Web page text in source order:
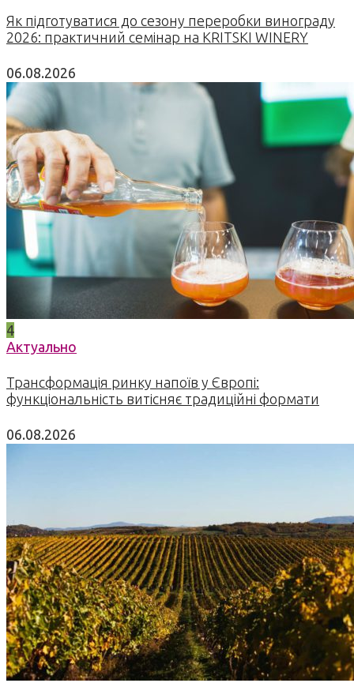
Як підготуватися до сезону переробки винограду
2026: практичний семінар на KRITSKI WINERY
06.08.2026
4
Актуально
Трансформація ринку напоїв у Європі:
функціональність витісняє традиційні формати
06.08.2026